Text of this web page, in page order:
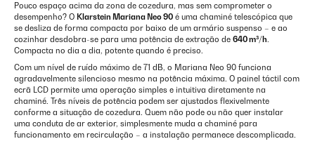
Pouco espaço acima da zona de cozedura, mas sem comprometer o
desempenho? O Klarstein Mariana Neo 90 é uma chaminé telescópica que
se desliza de forma compacta por baixo de um armário suspenso – e ao
cozinhar desdobra-se para uma potência de extração de 640 m³/h.
Compacta no dia a dia, potente quando é preciso.
Com um nível de ruído máximo de 71 dB, o Mariana Neo 90 funciona
agradavelmente silencioso mesmo na potência máxima. O painel táctil com
ecrã LCD permite uma operação simples e intuitiva diretamente na
chaminé. Três níveis de potência podem ser ajustados flexivelmente
conforme a situação de cozedura. Quem não pode ou não quer instalar
uma conduta de ar exterior, simplesmente muda a chaminé para
funcionamento em recirculação – a instalação permanece descomplicada.